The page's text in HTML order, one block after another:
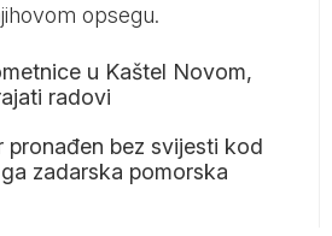
opsegu.
u Kaštel Novom,
radovi
pronađen bez svijesti kod
zadarska pomorska